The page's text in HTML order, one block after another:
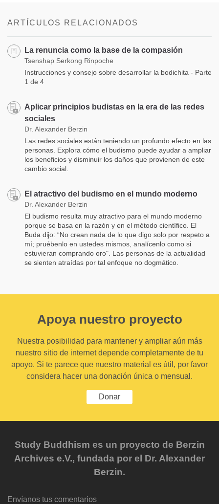
ARTÍCULOS RELACIONADOS
La renuncia como la base de la compasión
Tsenshap Serkong Rinpoche
Instrucciones y consejo sobre desarrollar la bodichita - Parte
1 de 4
Aplicar principios budistas en la era de las redes
sociales
Dr. Alexander Berzin
Las redes sociales están teniendo un profundo efecto en las
personas. Explora cómo el budismo puede ayudar a ampliar
los beneficios y disminuir los daños que provienen de este
cambio social.
El atractivo del budismo en el mundo moderno
Dr. Alexander Berzin
El budismo resulta muy atractivo para el mundo moderno
porque se basa en la razón y en el método científico. El
Buda dijo: “No crean nada de lo que digo solo por respeto a
mí; pruébenlo en ustedes mismos, analícenlo como si
estuvieran comprando oro". Las personas de la actualidad
se sienten atraídas por tal enfoque no dogmático.
Apoya nuestro proyecto
Nuestra posibilidad para mantener y ampliar aún más
nuestro sitio de internet depende completamente de tu
apoyo. Si te parece que nuestro material es útil, por favor
considera hacer una donación única o mensual.
Donar
Study Buddhism es un proyecto de Berzin
Archives e.V., fundada por el Dr. Alexander
Berzin.
Envíanos tus comentarios